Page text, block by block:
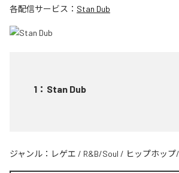
各配信サービス： Stan Dub
1 ： Stan Dub
ジャンル： レゲエ / R&B/Soul / ヒップホッ